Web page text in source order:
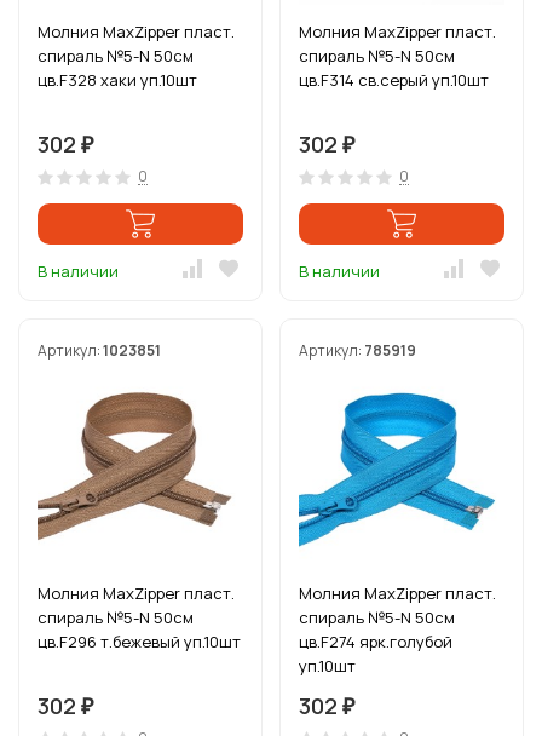
Молния MaxZipper пласт.
спираль №5-N 50см
цв.F328 хаки уп.10шт
302 ₽
0
В наличии
Молния MaxZipper пласт.
спираль №5-N 50см
цв.F314 св.серый уп.10шт
302 ₽
0
В наличии
Артикул:1023851
Молния MaxZipper пласт.
спираль №5-N 50см
цв.F296 т.бежевый уп.10шт
302 ₽
Артикул: 785919
Молния MaxZipper пласт.
спираль №5-N 50см
цв.F274 ярк.голубой
уп.10шт
302 ₽